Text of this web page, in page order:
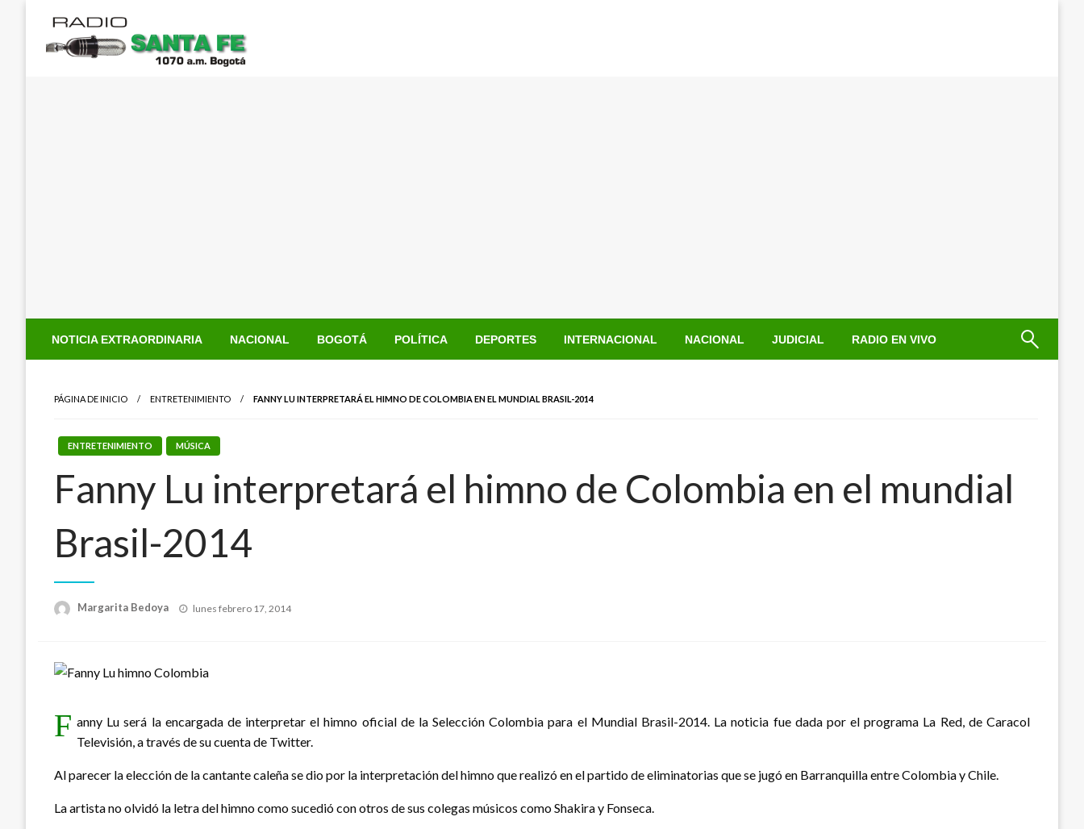
contenido
NOTICIA EXTRAORDINARIA NACIONAL BOGOTÁ POLÍTICA DEPORTES INTERNACIONAL NACIONAL JUDICIAL RADIO EN VIVO
PÁGINA DE INICIO ENTRETENIMIENTO FANNY LU INTERPRETARÁ EL HIMNO DE COLOMBIA EN EL MUNDIAL BRASIL-2014
ENTRETENIMIENTO MÚSICA
Fanny Lu interpretará el himno de Colombia en el mundial
Brasil-2014
Margarita Bedoya
Publicado
lunes febrero 17, 2014
F anny Lu será la encargada de interpretar el himno oficial de la Selección Colombia para el Mundial Brasil-2014. La noticia fue dada por el programa La Red, de Caracol
Televisión, a través de su cuenta de Twitter.
Al parecer la elección de la cantante caleña se dio por la interpretación del himno que realizó en el partido de eliminatorias que se jugó en Barranquilla entre Colombia y Chile.
La artista no olvidó la letra del himno como sucedió con otros de sus colegas músicos como Shakira y Fonseca.